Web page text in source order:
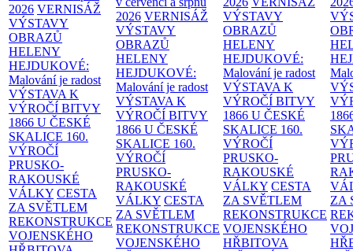
2026 VERNISÁŽ
VÝSTAVY
OBRAZŮ
HELENY
HEJDUKOVÉ:
Malování je radost
VÝSTAVA K
VÝROČÍ BITVY
1866 U ČESKÉ
SKALICE 160.
VÝROČÍ
PRUSKO-
RAKOUSKÉ
VÁLKY CESTA
ZA SVĚTLEM
REKONSTRUKCE
VOJENSKÉHO
2026 VERNISÁŽ
VÝSTAVY
OBRAZŮ
HELENY
HEJDUKOVÉ:
Malování je radost
VÝSTAVA K
VÝROČÍ BITVY
1866 U ČESKÉ
SKALICE 160.
VÝROČÍ
PRUSKO-
RAKOUSKÉ
VÁLKY CESTA
ZA SVĚTLEM
REKONSTRUKCE
VOJENSKÉHO
VÝSTAVY
OBRAZŮ
HELENY
HEJDUKOVÉ:
Malování je radost
VÝSTAVA K
VÝROČÍ BITVY
1866 U ČESKÉ
SKALICE 160.
VÝROČÍ
PRUSKO-
RAKOUSKÉ
VÁLKY CESTA
ZA SVĚTLEM
REKONSTRUKCE
VOJENSKÉHO
HŘBITOVA
ZA